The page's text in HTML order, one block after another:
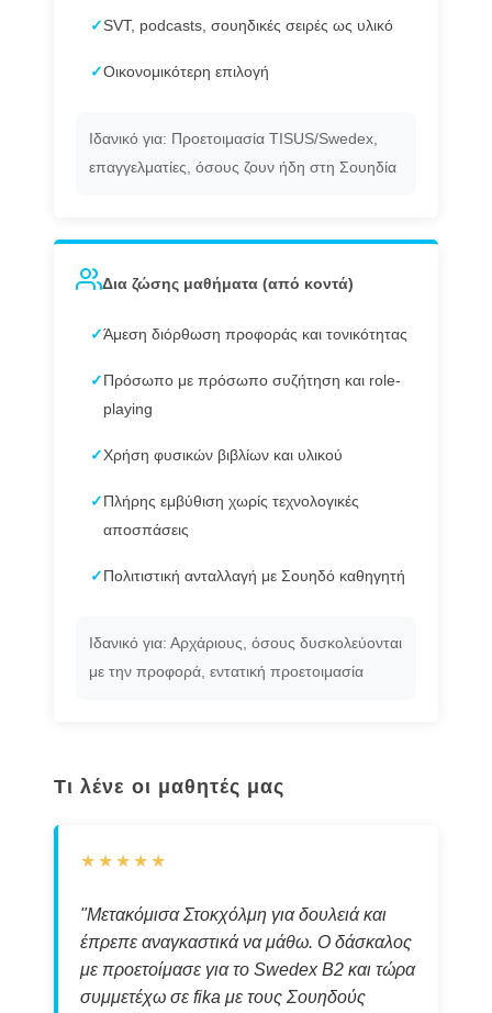
✓ SVT, podcasts, σουηδικές σειρές ως υλικό
✓Οικονομικότερη επιλογή
Ιδανικό για: Προετοιμασία TISUS/Swedex,
επαγγελματίες, όσους ζουν ήδη στη Σουηδία
Δια ζώσης μαθήματα (από κοντά)
✓Άμεση διόρθωση προφοράς και τονικότητας
✓ Πρόσωπο με πρόσωπο συζήτηση και role-
playing
✓Χρήση φυσικών βιβλίων και υλικού
✓ Πλήρης εμβύθιση χωρίς τεχνολογικές
αποσπάσεις
✓ Πολιτιστική ανταλλαγή με Σουηδό καθηγητή
Ιδανικό για: Αρχάριους, όσους δυσκολεύονται
με την προφορά, εντατική προετοιμασία
Τι λένε οι μαθητές μας
★★★★★
"Μετακόμισα Στοκχόλμη για δουλειά και
έπρεπε αναγκαστικά να μάθω. Ο δάσκαλος
με προετοίμασε για το Swedex B2 και τώρα
συμμετέχω σε fika με τους Σουηδούς